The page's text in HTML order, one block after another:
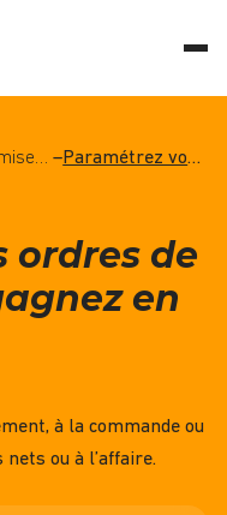
GPAO : optimisez la gestion de votre production et gagnez en productivité – Paramétrez vos ordres de fabrication et gagnez en efficacité
ordres de
en
à la commande ou
ou à l’affaire.